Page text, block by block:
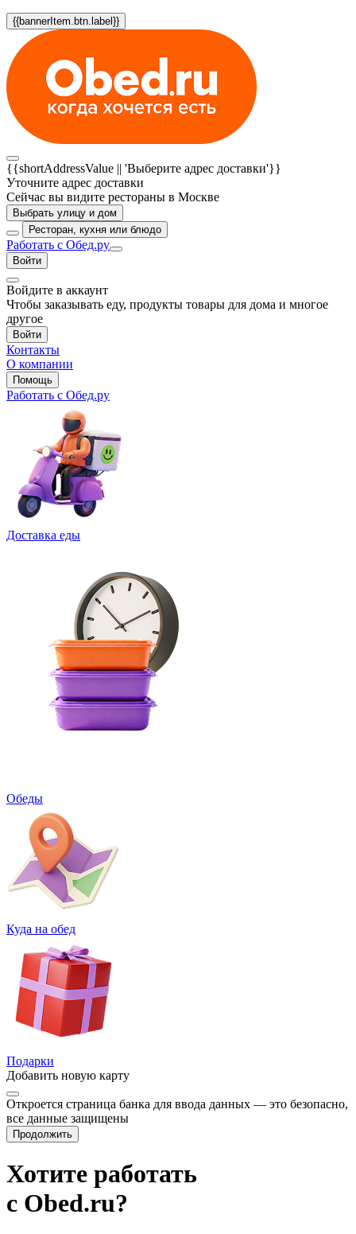
{{bannerItem.btn.label}}
{{shortAddressValue || 'Выберите адрес доставки'}}
Уточните адрес доставки
Сейчас вы видите рестораны в Москве
Выбрать улицу и дом
Ресторан, кухня или блюдо
Работать с Обед.ру
Войти
Войдите в аккаунт
Чтобы заказывать еду, продукты товары для дома и многое
другое
Войти
Контакты
О компании
Помощь
Работать с Обед.ру
Доставка еды
Обеды
Куда на обед
Подарки
Добавить новую карту
Откроется страница банка для ввода данных — это безопасно,
все данные защищены
Продолжить
Хотите работать
с Obed.ru?